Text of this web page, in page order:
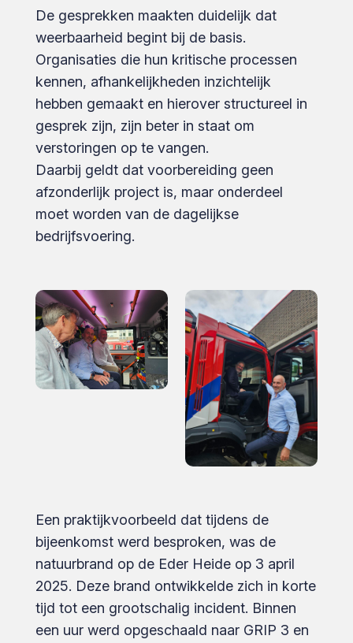
De gesprekken maakten duidelijk dat
weerbaarheid begint bij de basis.
Organisaties die hun kritische processen
kennen, afhankelijkheden inzichtelijk
hebben gemaakt en hierover structureel in
gesprek zijn, zijn beter in staat om
verstoringen op te vangen.
Daarbij geldt dat voorbereiding geen
afzonderlijk project is, maar onderdeel
moet worden van de dagelijkse
bedrijfsvoering.
Een praktijkvoorbeeld dat tijdens de
bijeenkomst werd besproken, was de
natuurbrand op de Eder Heide op 3 april
2025. Deze brand ontwikkelde zich in korte
tijd tot een grootschalig incident. Binnen
een uur werd opgeschaald naar GRIP 3 en